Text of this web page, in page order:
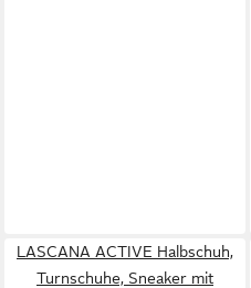
LASCANA ACTIVE Halbschuh,
Turnschuhe, Sneaker mit